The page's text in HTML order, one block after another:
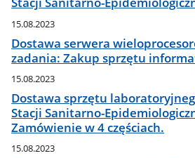
15.08.2023
Dostawa serwera
zadania: Zakup sprzętu
15.08.2023
Dostawa sprzętu
Stacji Sanitarno-
Zamówienie w 4 częściach.
15.08.2023